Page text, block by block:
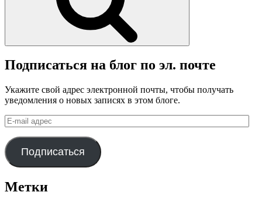
Подписаться на блог по эл. почте
Укажите свой адрес электронной почты, чтобы получать
уведомления о новых записях в этом блоге.
E-
mail
адрес
Подписаться
Метки